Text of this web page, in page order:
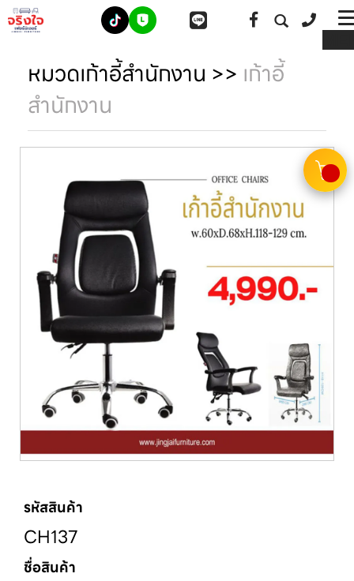
หมวดเก้าอี้สำนักงาน >> เก้าอี้
สำนักงาน
รหัสสินค้า
CH137
ชื่อสินค้า